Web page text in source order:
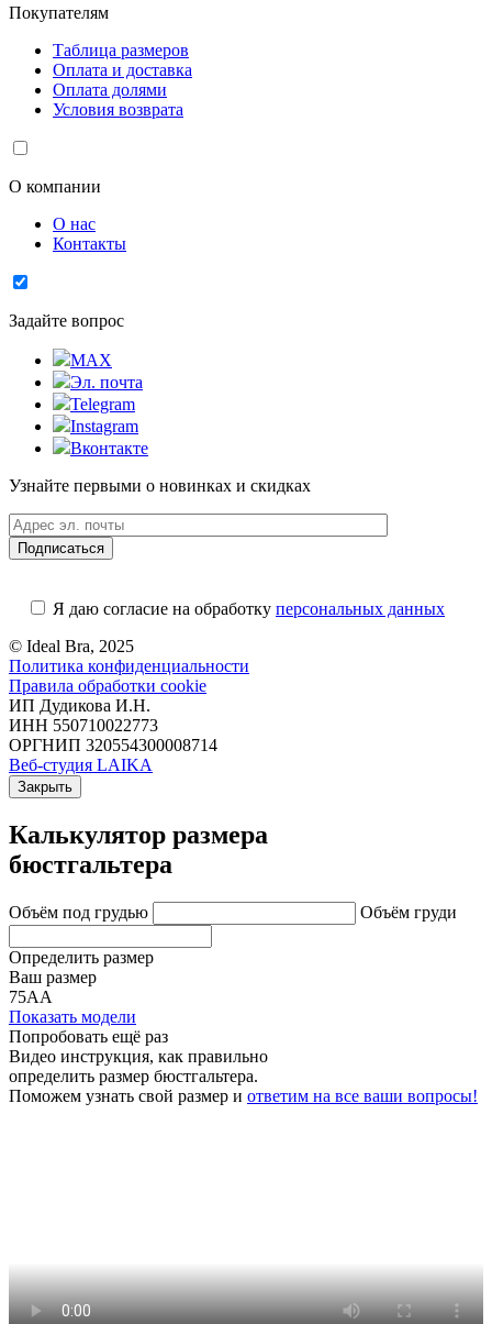
Покупателям
Таблица размеров
Оплата и доставка
Оплата долями
Условия возврата
О компании
О нас
Контакты
Задайте вопрос
MAX
Эл. почта
Telegram
Instagram
Вконтакте
Узнайте первыми о новинках и скидках
Я даю согласие на обработку персональных данных
© Ideal Bra, 2025
Политика конфиденциальности
Правила обработки cookie
ИП Дудикова И.Н.
ИНН 550710022773
ОРГНИП 320554300008714
Веб-студия LAIKA
Закрыть
Калькулятор размера
бюстгальтера
Объём под грудью Объём груди
Определить размер
Ваш размер
75АА
Показать модели
Попробовать ещё раз
Видео инструкция, как правильно
определить размер бюстгальтера.
Поможем узнать свой размер и ответим на все ваши вопросы!